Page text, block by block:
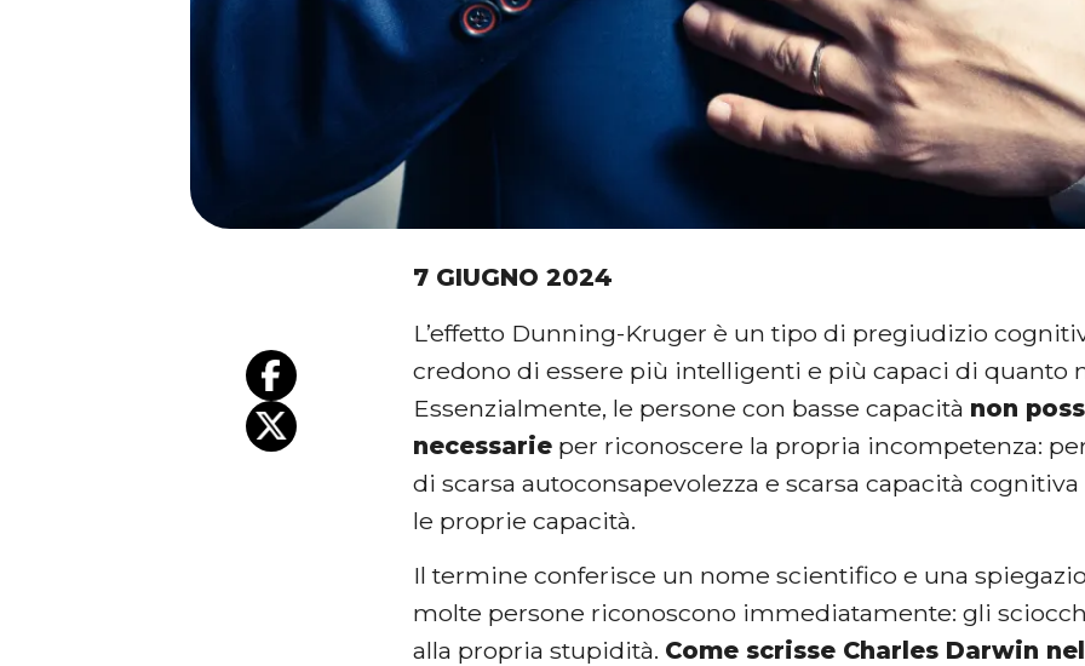
7 GIUGNO 2024
L’effetto Dunning-Kruger è un tipo di pregiudizio
credono di essere più intelligenti e più capaci di quanto
Essenzialmente, le persone con basse capacità non
necessarie per riconoscere la propria incompetenza:
di scarsa autoconsapevolezza e scarsa capacità
le proprie capacità.
Il termine conferisce un nome scientifico e una
molte persone riconoscono immediatamente: gli
alla propria stupidità. Come scrisse Charles Darwin